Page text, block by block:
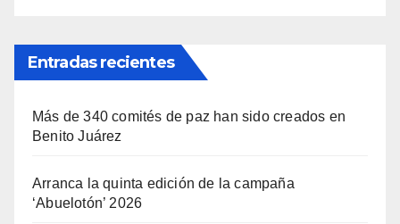
Entradas recientes
Más de 340 comités de paz han sido creados en
Benito Juárez
Arranca la quinta edición de la campaña
‘Abuelotón’ 2026